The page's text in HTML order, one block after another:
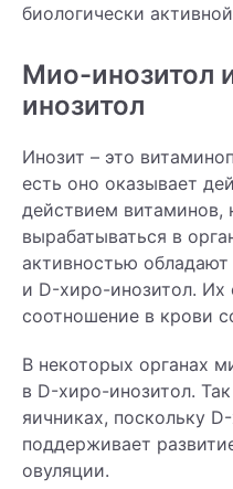
биологически
Мио-инозитол
инозитол
Инозит – это
есть оно оказывает
действием витаминов,
вырабатываться в
активностью
и D-хиро-инозитол. Их
соотношение в крови
В некоторых органах
в D-хиро-инозитол.
яичниках, поскольку
поддерживает
овуляции.